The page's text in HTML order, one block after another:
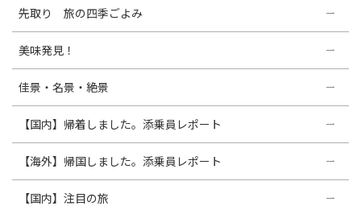
先取り 旅の四季ごよみ
美味発見！
佳景・名景・絶景
【国内】帰着しました。添乗員レポート
【海外】帰国しました。添乗員レポート
【国内】注目の旅